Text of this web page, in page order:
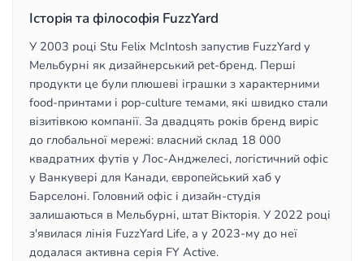
Історія та філософія FuzzYard
У 2003 році Stu Felix McIntosh запустив FuzzYard у
Мельбурні як дизайнерський pet-бренд. Перші
продукти це були плюшеві іграшки з характерними
food-принтами і pop-culture темами, які швидко стали
візитівкою компанії. За двадцять років бренд виріс
до глобальної мережі: власний склад 18 000
квадратних футів у Лос-Анджелесі, логістичний офіс
у Ванкувері для Канади, європейський хаб у
Барселоні. Головний офіс і дизайн-студія
залишаються в Мельбурні, штат Вікторія. У 2022 році
з'явилася лінія FuzzYard Life, а у 2023-му до неї
додалася активна серія FY Active.